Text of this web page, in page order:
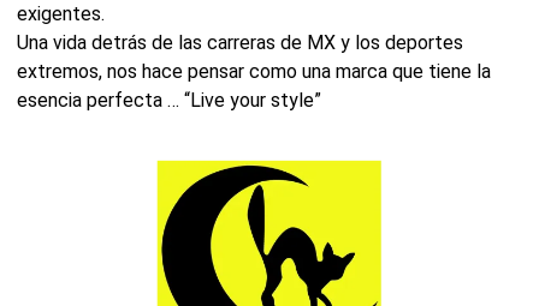
exigentes.
Una vida detrás de las carreras de MX y los deportes
extremos, nos hace pensar como una marca que tiene la
esencia perfecta … “Live your style”